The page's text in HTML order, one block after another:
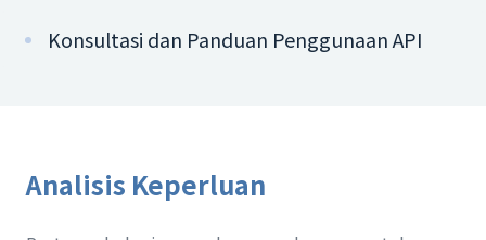
Konsultasi dan Panduan Penggunaan API
Analisis Keperluan